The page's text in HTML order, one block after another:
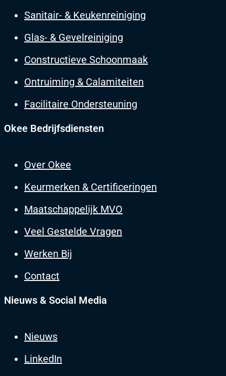
Sanitair- & Keukenreiniging
Glas- & Gevelreiniging
Constructieve Schoonmaak
Ontruiming & Calamiteiten
Facilitaire Ondersteuning
Okee Bedrijfsdiensten
Over Okee
Keurmerken & Certificeringen
Maatschappelijk MVO
Veel Gestelde Vragen
Werken Bij
Contact
Nieuws & Social Media
Nieuws
LinkedIn